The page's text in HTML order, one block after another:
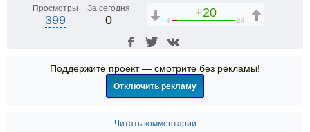
Просмотры
399
За сегодня
0
+20
4 24
Поддержите проект — смотрите без рекламы!
Отключить рекламу
Читать комментарии